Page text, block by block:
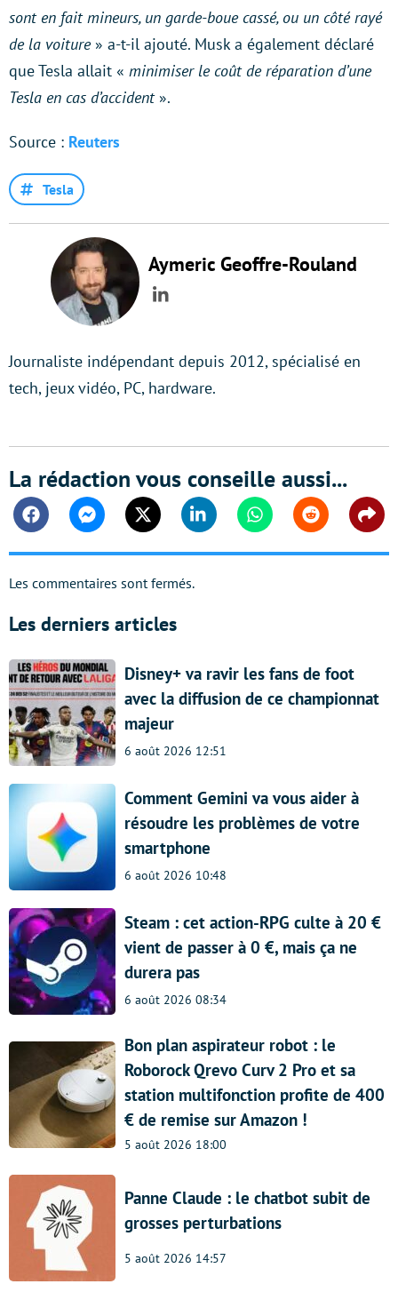
sont en fait mineurs, un garde-boue cassé, ou un côté rayé
de la voiture» a-t-il ajouté. Musk a également déclaré
que Tesla allait « minimiser le coût de réparation d’une
Tesla en cas d’accident ».
Source : Reuters
Tesla
Aymeric Geoffre-Rouland
LinkedIn
Journaliste indépendant depuis 2012, spécialisé en
tech, jeux vidéo, PC, hardware.
La rédaction vous conseille aussi...
FacebookMessengerTwitter Linkedin WhatsappReddit
Les commentaires sont fermés.
Les derniers articles
Disney+ va ravir les fans de foot
avec la diffusion de ce championnat
majeur
6 août 2026 12:51
Comment Gemini va vous aider à
résoudre les problèmes de votre
smartphone
6 août 2026 10:48
Steam : cet action-RPG culte à 20 €
vient de passer à 0 €, mais ça ne
durera pas
6 août 2026 08:34
Bon plan aspirateur robot : le
Roborock Qrevo Curv 2 Pro et sa
station multifonction profite de 400
€ de remise sur Amazon !
5 août 2026 18:00
Panne Claude : le chatbot subit de
grosses perturbations
5 août 2026 14:57